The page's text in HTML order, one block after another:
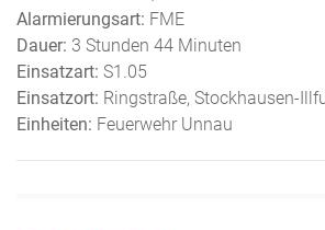
Alarmierungsart: FME
Dauer: 3 Stunden 44 Minuten
Einsatzart: S1.05
Einsatzort: Ringstraße, Stockhausen-
Einheiten: Feuerwehr Unnau